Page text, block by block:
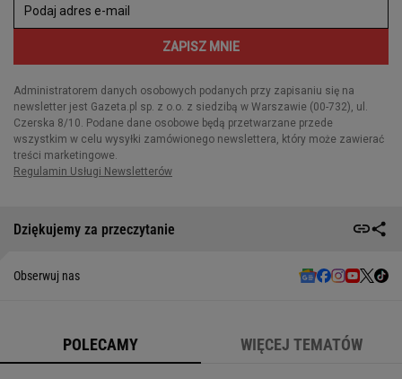
Dziękujemy za przeczytanie
Obserwuj nas
POLECAMY WIĘCEJ TEMATÓW